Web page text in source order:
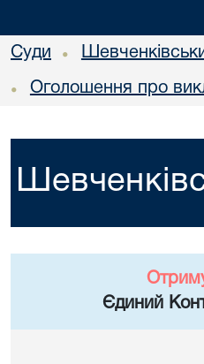
Суди •
• Оголошення про
Єдиний